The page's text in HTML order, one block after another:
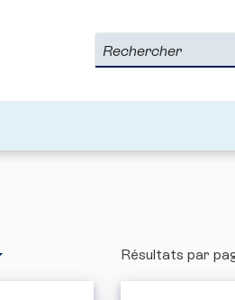
Rechercher
Résultats par